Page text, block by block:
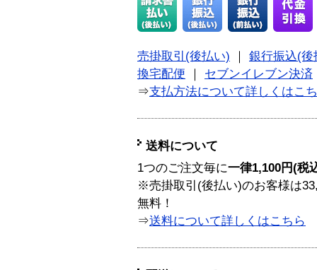
売掛取引(後払い)
銀行振込(後
換宅配便
セブンイレブン決済
⇒支払方法について詳しくはこ
送料について
1つのご注文毎に一律1,100円(税
※売掛取引(後払い)のお客様は
無料！
⇒送料について詳しくはこちら